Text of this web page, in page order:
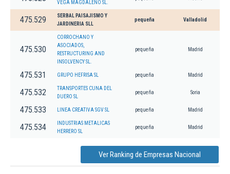
VEGA MAGDALENO SL.
475.529
SERBAL PAISAJISMO Y
JARDINERIA SLL
pequeña Valladolid
475.530
CORROCHANO Y
ASOCIADOS,
RESTRUCTURING AND
INSOLVENCY SL.
pequeña Madrid
475.531 GRUPO HEFRISA SL pequeña Madrid
475.532
TRANSPORTES CUNA DEL
DUERO SL
pequeña Soria
475.533 LINEA CREATIVA SGV SL pequeña Madrid
475.534
INDUSTRIAS METALICAS
HERRERO SL
pequeña Madrid
Ver Ranking de Empresas Nacional